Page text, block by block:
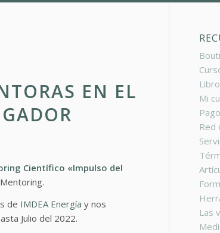
EN EL
Científico «Impulso del
de IMDEA Energía y nos
Julio del 2022.
Mi
Red
Las